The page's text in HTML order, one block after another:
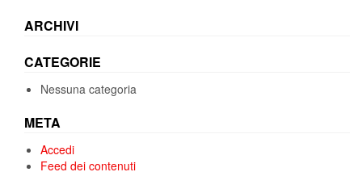
ARCHIVI
CATEGORIE
Nessuna categoria
META
Accedi
Feed dei contenuti